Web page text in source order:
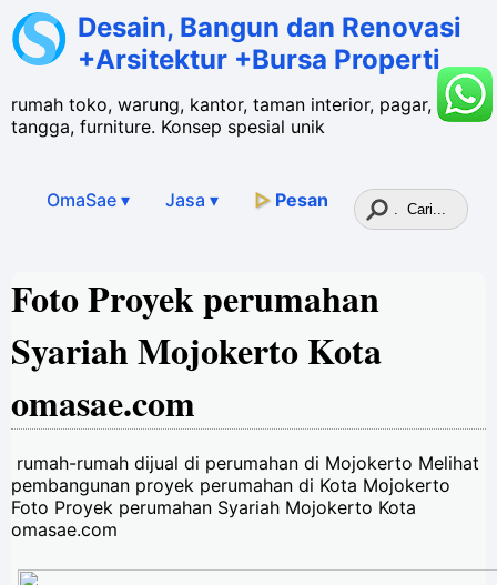
Desain, Bangun dan Renovasi
+Arsitektur +Bursa Properti
rumah toko, warung, kantor, taman interior, pagar,
tangga, furniture. Konsep spesial unik
OmaSae ▾ Jasa ▾ ▷ Pesan
Foto Proyek perumahan
Syariah Mojokerto Kota
omasae.com
rumah-rumah dijual di perumahan di Mojokerto Melihat
pembangunan proyek perumahan di Kota Mojokerto
Foto Proyek perumahan Syariah Mojokerto Kota
omasae.com